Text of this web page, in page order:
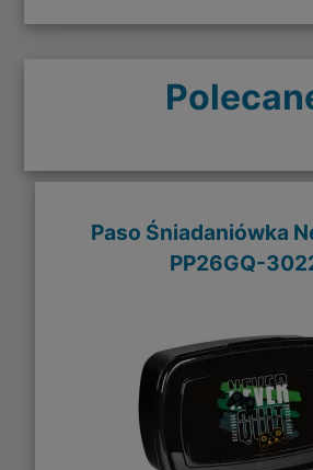
Paso Śniadaniówka
PP26GQ-